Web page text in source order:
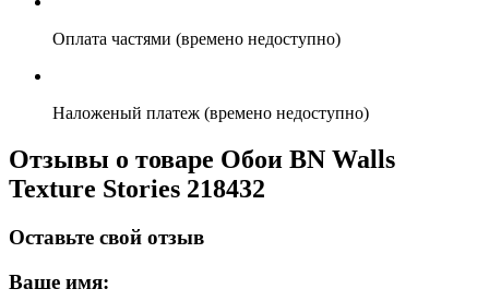
Оплата частями (времено недоступно)
Наложеный платеж (времено недоступно)
Отзывы о товаре Обои BN Walls
Texture Stories 218432
Оставьте свой отзыв
Ваше имя: